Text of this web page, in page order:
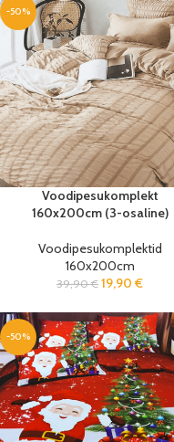
-50%
Voodipesukomplekt
160x200cm (3-osaline)
Voodipesukomplektid
160x200cm
39,90€ 19,90 €
-50%